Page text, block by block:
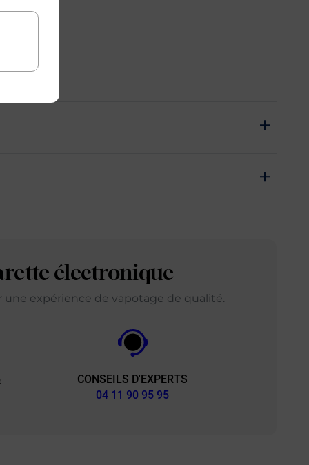
électronique
expérience de vapotage de qualité.
CONSEILS D'EXPERTS
04 11 90 95 95